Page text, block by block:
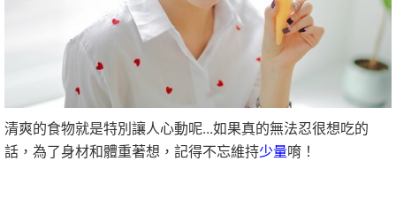
清爽的食物就是特別讓人心動呢...如果真的無法忍很想吃的
話，為了身材和體重著想，記得不忘維持少量唷！